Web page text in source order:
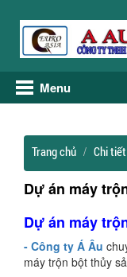
Menu
Trang chủ Chi tiết
Dự án máy
Dự án máy
- Công ty Á Âu
máy trộn bột thủy